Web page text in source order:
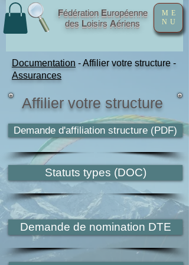
Fédération Européenne
des Loisirs Aériens
ME
NU
Documentation - Affilier votre structure -
Assurances
Affilier votre structure
Demande d'affiliation structure (PDF)
Statuts types (DOC)
Demande de nomination DTE